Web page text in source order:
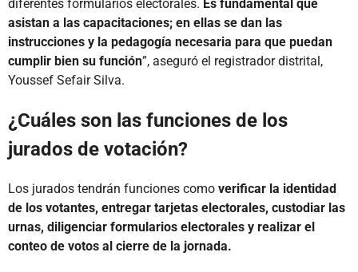
diferentes formularios electorales. Es fundamental que
asistan a las capacitaciones; en ellas se dan las
instrucciones y la pedagogía necesaria para que puedan
cumplir bien su función”, aseguró el registrador distrital,
Youssef Sefair Silva.
¿Cuáles son las funciones de los
jurados de votación?
Los jurados tendrán funciones como verificar la identidad
de los votantes, entregar tarjetas electorales, custodiar las
urnas, diligenciar formularios electorales y realizar el
conteo de votos al cierre de la jornada.